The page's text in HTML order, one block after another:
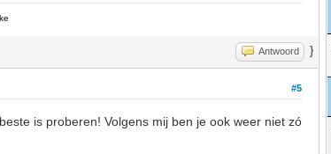
Antwoord }
#5
is proberen! Volgens mij ben je ook weer niet zó